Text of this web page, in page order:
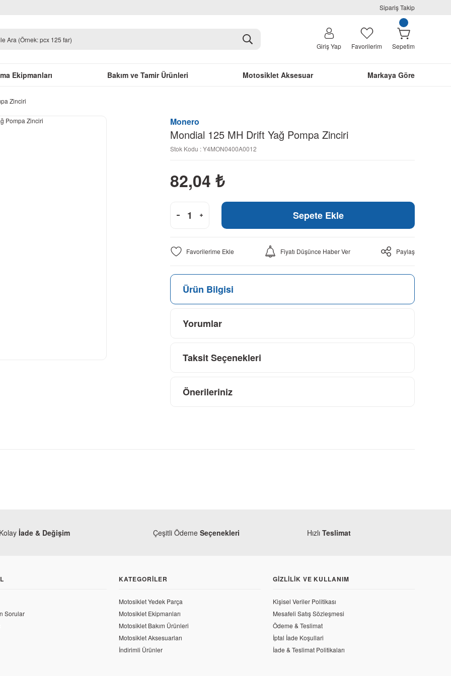
Sipariş Takip
Giriş Yap Favorilerim Sepetim
Ekipmanları Bakım ve Tamir Ürünleri Motosiklet Aksesuar Markaya Göre
Zinciri
Monero
Mondial 125 MH Drift Yağ Pompa Zinciri
Stok Kodu : Y4MON0400A0012
82,04 ₺
Sepete Ekle
Fiyatı Düşünce Haber Ver Paylaş
Ürün Bilgisi
Yorumlar
Taksit Seçenekleri
Önerileriniz
Monero
Mondial 125 MH Drift Ön Amortisör Keçesi
Monero
354,00 TL
Kolay İade & Değişim Çeşitli Ödeme Seçenekleri Hızlı Teslimat
Sorular
KATEGORILER
Motosiklet Yedek Parça
Motosiklet Ekipmanları
Motosiklet Bakım Ürünleri
Motosiklet Aksesuarları
İndirimli Ürünler
GIZLILIK VE KULLANIM
Kişisel Veriler Politikası
Mesafeli Satış Sözleşmesi
Ödeme & Teslimat
İptal İade Koşullari
İade & Teslimat Politikaları